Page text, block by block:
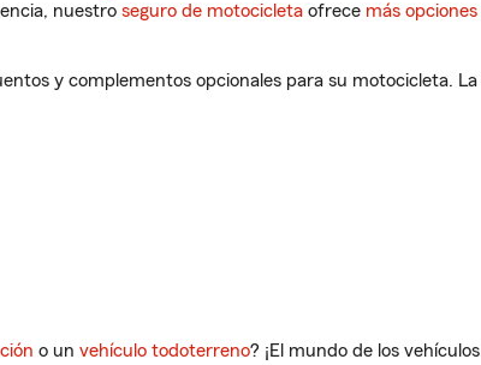
nuestro seguro de motocicleta ofrece más opciones
y complementos opcionales para su motocicleta. La
o un vehículo todoterreno? ¡El mundo de los vehículos